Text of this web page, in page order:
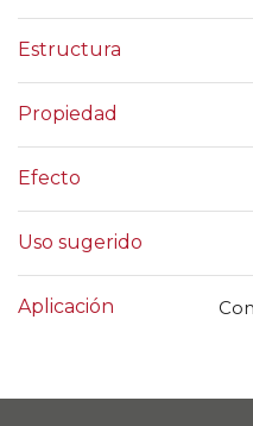
Estructura
Propiedad
Efecto
Uso sugerido
Aplicación